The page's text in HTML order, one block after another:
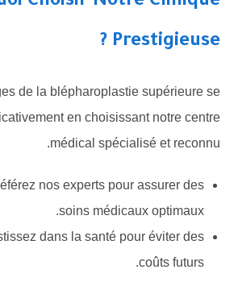
Prestigieuse ?
de la blépharoplastie supérieure se
en choisissant notre centre
médical spécialisé et reconnu.
nos experts pour assurer des
soins médicaux optimaux.
dans la santé pour éviter des
coûts futurs.